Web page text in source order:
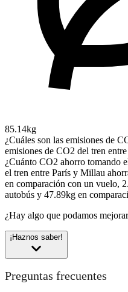
85.14kg
¿Cuáles son las emisiones de
emisiones de CO2 del tren
¿Cuánto CO2 ahorro tomando
el tren entre París y Millau
en comparación con un vuelo,
autobús y 47.89kg en
¿Hay algo que podamos
¡Haznos saber!
Preguntas frecuentes